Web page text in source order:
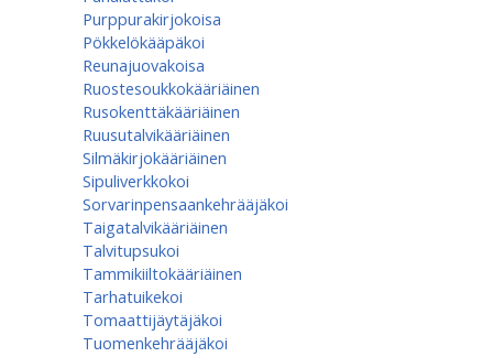
Purppurakirjokoisa
Pökkelökääpäkoi
Reunajuovakoisa
Ruostesoukkokääriäinen
Rusokenttäkääriäinen
Ruusutalvikääriäinen
Silmäkirjokääriäinen
Sipuliverkkokoi
Sorvarinpensaankehrääjäkoi
Taigatalvikääriäinen
Talvitupsukoi
Tammikiiltokääriäinen
Tarhatuikekoi
Tomaattijäytäjäkoi
Tuomenkehrääjäkoi